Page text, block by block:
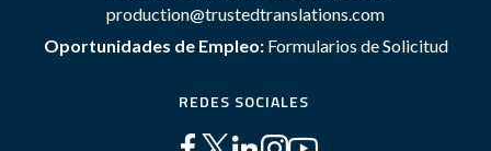
production@trustedtranslations.com
Oportunidades de Empleo: Formularios de Solicitud
REDES SOCIALES